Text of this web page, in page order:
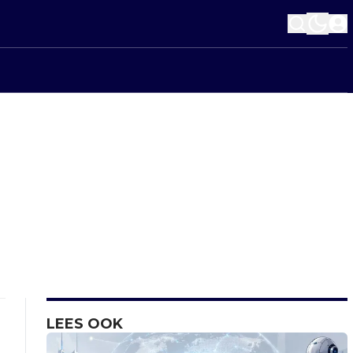
LEES OOK